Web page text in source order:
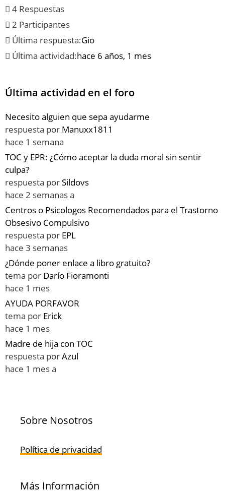
4 Respuestas
2 Participantes
Última respuesta:Gio
Última actividad:hace 6 años, 1 mes
Última actividad en el foro
Necesito alguien que sepa ayudarme
respuesta por Manuxx1811
hace 1 semana
TOC y EPR: ¿Cómo aceptar la duda moral sin sentir
culpa?
respuesta porSildovs
hace 2 semanas a
Centros o Psicologos Recomendados para el Trastorno
Obsesivo Compulsivo
respuesta por EPL
hace 3 semanas
¿Dónde poner enlace a libro gratuito?
tema por Darío Fioramonti
hace 1 mes
AYUDA PORFAVOR
tema por Erick
hace 1 mes
Madre de hija con TOC
respuesta porAzul
hace 1 mes a
Sobre Nosotros
Política de privacidad
Más Información